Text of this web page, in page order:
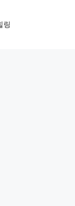
링